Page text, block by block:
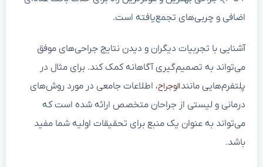
اضافی و چربی‌های تجمع‌یافته است.
آشنایی با تجربیات دیگران و دیدن نتایج جراحی‌های موفق
می‌تواند به تصمیم‌گیری آگاهانه کمک کند. برای مثال در
پلتفرم‌هایی مانندالوجراح، اطلاعات جامعی در مورد روش‌های
درمانی و لیستی از جراحان متخصص ارائه شده است که
می‌تواند به عنوان یک منبع برای تحقیقات اولیه شما مفید
باشد.